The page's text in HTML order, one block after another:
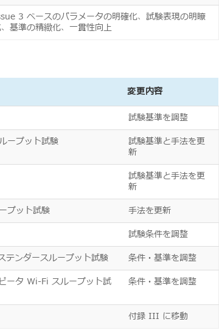
3 ベースのパラメータの明確化、試験表現の明瞭
基準の精緻化、一貫性向上
変更内容
試験基準を調整
ープット試験
試験基準と手法を更
新
試験基準と手法を更
新
プット試験
手法を更新
試験条件を調整
テンダースループット試験
条件・基準を調整
ータ Wi-Fi スループット試
条件・基準を調整
付録 III に移動